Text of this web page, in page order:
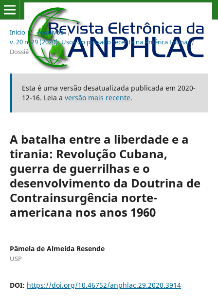
Início / Arquivos /
v. 20 n. 29 (2020): Usos do passado recente na América Latina /
Dossiê
Esta é uma versão desatualizada publicada em 2020-
12-16. Leia a versão mais recente.
A batalha entre a liberdade e a
tirania: Revolução Cubana,
guerra de guerrilhas e o
desenvolvimento da Doutrina de
Contrainsurgência norte-
americana nos anos 1960
Pâmela de Almeida Resende
USP
DOI: https://doi.org/10.46752/anphlac.29.2020.3914